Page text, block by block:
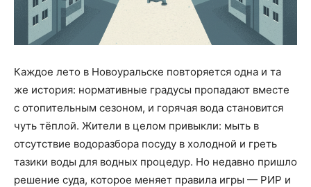
Каждое лето в Новоуральске повторяется одна и та
же история: нормативные градусы пропадают вместе
с отопительным сезоном, и горячая вода становится
чуть тёплой. Жители в целом привыкли: мыть в
отсутствие водоразбора посуду в холодной и греть
тазики воды для водных процедур. Но недавно пришло
решение суда, которое меняет правила игры — РИР и